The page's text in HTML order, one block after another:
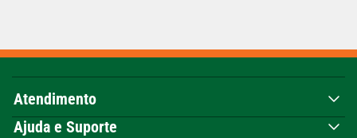
Atendimento
Ajuda e Suporte